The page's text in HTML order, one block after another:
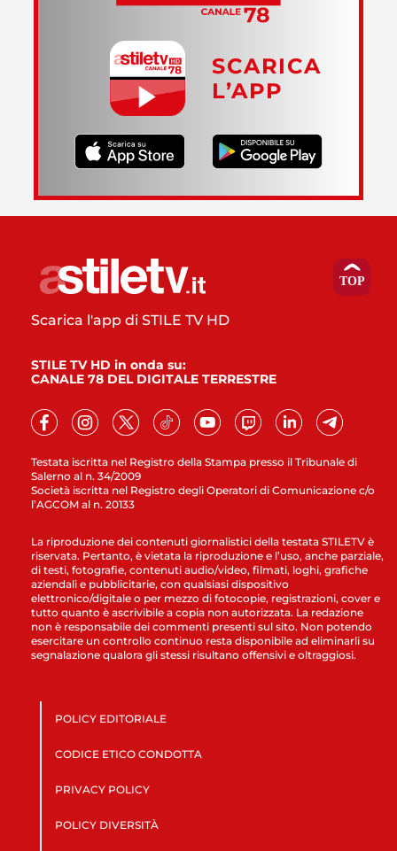
SCARICA
L’APP
Testata iscritta nel Registro della Stampa presso il Tribunale di
Salerno al n. 34/2009
Società iscritta nel Registro degli Operatori di Comunicazione c/o
l’AGCOM al n. 20133
Scarica l'app di STILE TV HD
STILE TV HD in onda su:
CANALE 78 DEL DIGITALE TERRESTRE
La riproduzione dei contenuti giornalistici della testata STILETV è
riservata. Pertanto, è vietata la riproduzione e l’uso, anche parziale,
di testi, fotografie, contenuti audio/video, filmati, loghi, grafiche
aziendali e pubblicitarie, con qualsiasi dispositivo
elettronico/digitale o per mezzo di fotocopie, registrazioni, cover e
tutto quanto è ascrivibile a copia non autorizzata. La redazione
non è responsabile dei commenti presenti sul sito. Non potendo
esercitare un controllo continuo resta disponibile ad eliminarli su
segnalazione qualora gli stessi risultano offensivi e oltraggiosi.
POLICY EDITORIALE
CODICE ETICO CONDOTTA
PRIVACY POLICY
POLICY DIVERSITÀ